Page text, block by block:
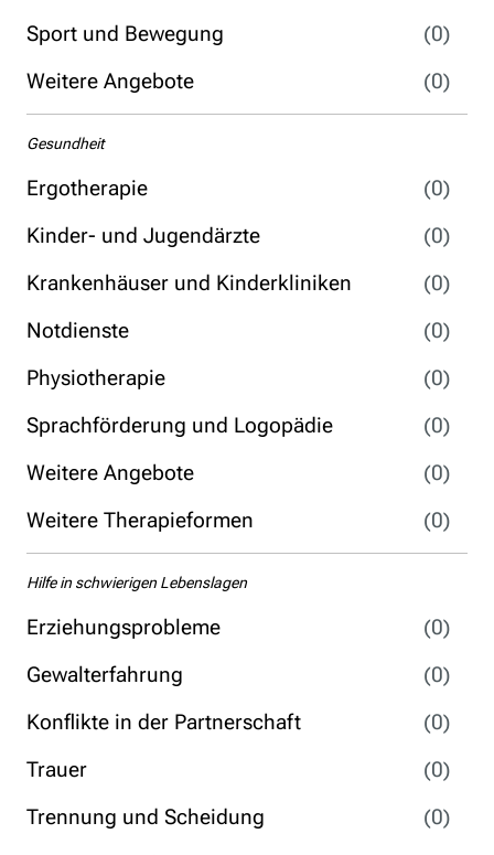
Sport und Bewegung
(0)
Weitere Angebote
(0)
Gesundheit
Ergotherapie
(0)
Kinder- und Jugendärzte
(0)
Krankenhäuser und Kinderkliniken
(0)
Notdienste
(0)
Physiotherapie
(0)
Sprachförderung und Logopädie
(0)
Weitere Angebote
(0)
Weitere Therapieformen
(0)
Hilfe in schwierigen Lebenslagen
Erziehungsprobleme
(0)
Gewalterfahrung
(0)
Konflikte in der Partnerschaft
(0)
Trauer
(0)
Trennung und Scheidung
(0)